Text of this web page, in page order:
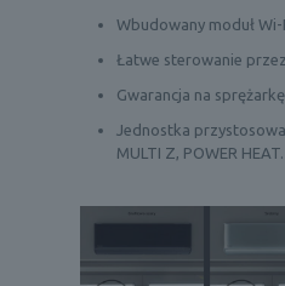
Wbudowany moduł Wi-
Łatwe sterowanie
Gwarancja na
Jednostka
MULTI Z, POWER HEAT.